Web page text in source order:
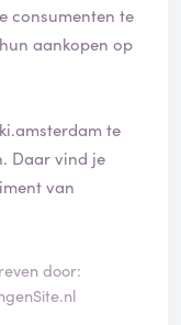
consumenten te
aankopen op
te
Daar vind je
van
door: